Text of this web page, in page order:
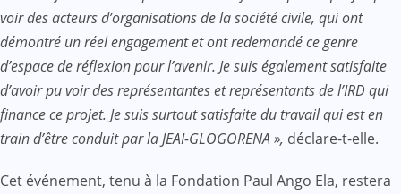
voir des acteurs d’organisations de la société civile, qui ont
démontré un réel engagement et ont redemandé ce genre
d’espace de réflexion pour l’avenir. Je suis également satisfaite
d’avoir pu voir des représentantes et représentants de l’IRD qui
finance ce projet. Je suis surtout satisfaite du travail qui est en
train d’être conduit par la JEAI-GLOGORENA », déclare-t-elle.
Cet événement, tenu à la Fondation Paul Ango Ela, restera